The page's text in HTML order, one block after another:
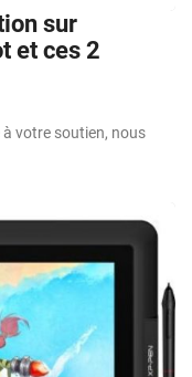
sur
et ces 2
votre soutien, nous